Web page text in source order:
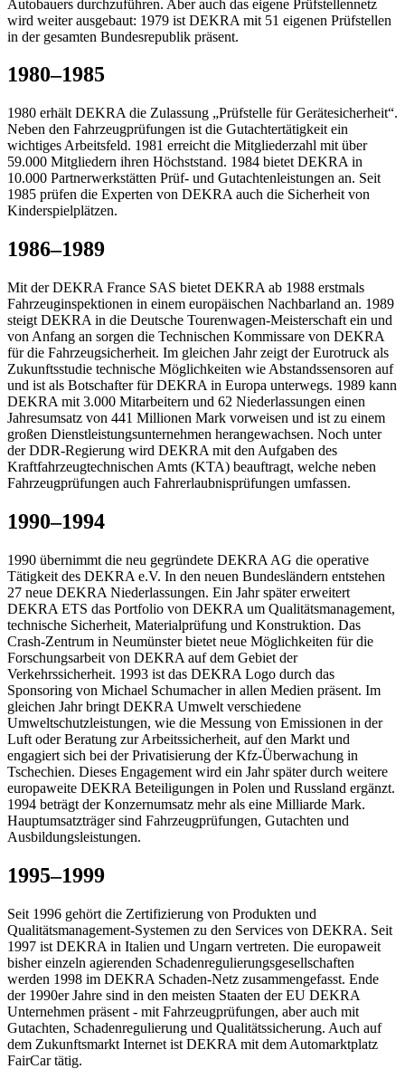
Autobauers durchzuführen. Aber auch das eigene Prüfstellennetz
wird weiter ausgebaut: 1979 ist DEKRA mit 51 eigenen Prüfstellen
in der gesamten Bundesrepublik präsent.
1980–1985
1980 erhält DEKRA die Zulassung „Prüfstelle für Gerätesicherheit“.
Neben den Fahrzeugprüfungen ist die Gutachtertätigkeit ein
wichtiges Arbeitsfeld. 1981 erreicht die Mitgliederzahl mit über
59.000 Mitgliedern ihren Höchststand. 1984 bietet DEKRA in
10.000 Partnerwerkstätten Prüf- und Gutachtenleistungen an. Seit
1985 prüfen die Experten von DEKRA auch die Sicherheit von
Kinderspielplätzen.
1986–1989
Mit der DEKRA France SAS bietet DEKRA ab 1988 erstmals
Fahrzeuginspektionen in einem europäischen Nachbarland an. 1989
steigt DEKRA in die Deutsche Tourenwagen-Meisterschaft ein und
von Anfang an sorgen die Technischen Kommissare von DEKRA
für die Fahrzeugsicherheit. Im gleichen Jahr zeigt der Eurotruck als
Zukunftsstudie technische Möglichkeiten wie Abstandssensoren auf
und ist als Botschafter für DEKRA in Europa unterwegs. 1989 kann
DEKRA mit 3.000 Mitarbeitern und 62 Niederlassungen einen
Jahresumsatz von 441 Millionen Mark vorweisen und ist zu einem
großen Dienstleistungsunternehmen herangewachsen. Noch unter
der DDR-Regierung wird DEKRA mit den Aufgaben des
Kraftfahrzeugtechnischen Amts (KTA) beauftragt, welche neben
Fahrzeugprüfungen auch Fahrerlaubnisprüfungen umfassen.
1990–1994
1990 übernimmt die neu gegründete DEKRA AG die operative
Tätigkeit des DEKRA e.V. In den neuen Bundesländern entstehen
27 neue DEKRA Niederlassungen. Ein Jahr später erweitert
DEKRA ETS das Portfolio von DEKRA um Qualitätsmanagement,
technische Sicherheit, Materialprüfung und Konstruktion. Das
Crash-Zentrum in Neumünster bietet neue Möglichkeiten für die
Forschungsarbeit von DEKRA auf dem Gebiet der
Verkehrssicherheit. 1993 ist das DEKRA Logo durch das
Sponsoring von Michael Schumacher in allen Medien präsent. Im
gleichen Jahr bringt DEKRA Umwelt verschiedene
Umweltschutzleistungen, wie die Messung von Emissionen in der
Luft oder Beratung zur Arbeitssicherheit, auf den Markt und
engagiert sich bei der Privatisierung der Kfz-Überwachung in
Tschechien. Dieses Engagement wird ein Jahr später durch weitere
europaweite DEKRA Beteiligungen in Polen und Russland ergänzt.
1994 beträgt der Konzernumsatz mehr als eine Milliarde Mark.
Hauptumsatzträger sind Fahrzeugprüfungen, Gutachten und
Ausbildungsleistungen.
1995–1999
Seit 1996 gehört die Zertifizierung von Produkten und
Qualitätsmanagement-Systemen zu den Services von DEKRA. Seit
1997 ist DEKRA in Italien und Ungarn vertreten. Die europaweit
bisher einzeln agierenden Schadenregulierungsgesellschaften
werden 1998 im DEKRA Schaden-Netz zusammengefasst. Ende
der 1990er Jahre sind in den meisten Staaten der EU DEKRA
Unternehmen präsent - mit Fahrzeugprüfungen, aber auch mit
Gutachten, Schadenregulierung und Qualitätssicherung. Auch auf
dem Zukunftsmarkt Internet ist DEKRA mit dem Automarktplatz
FairCar tätig.